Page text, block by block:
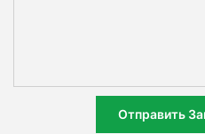
Отправить